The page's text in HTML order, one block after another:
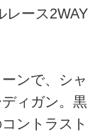
レース2WAY
ンで、シャ
ィガン。黒
ントラスト